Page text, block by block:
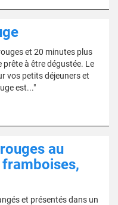
et 20 minutes plus
à être dégustée. Le
vos petits déjeuners et
est..."
au
et présentés dans un